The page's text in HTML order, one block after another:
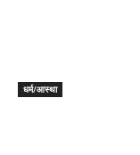
धर्म/आस्था